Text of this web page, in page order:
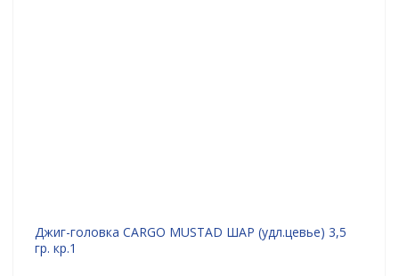
Джиг-головка CARGO MUSTAD ШАР (удл.цевье) 3,5
гр. кр.1